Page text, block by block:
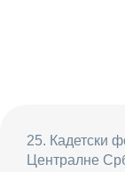
25. Кадетски
Централне